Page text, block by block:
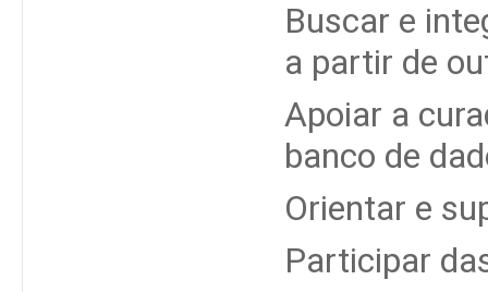
Buscar e
a partir de
Apoiar a
banco de
Orientar e
Participar